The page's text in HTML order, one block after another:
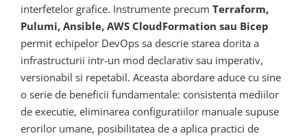
interfetelor grafice. Instrumente precum Terraform,
Pulumi, Ansible, AWS CloudFormation sau Bicep
permit echipelor DevOps sa descrie starea dorita a
infrastructurii intr-un mod declarativ sau imperativ,
versionabil si repetabil. Aceasta abordare aduce cu sine
o serie de beneficii fundamentale: consistenta mediilor
de executie, eliminarea configuratiilor manuale supuse
erorilor umane, posibilitatea de a aplica practici de